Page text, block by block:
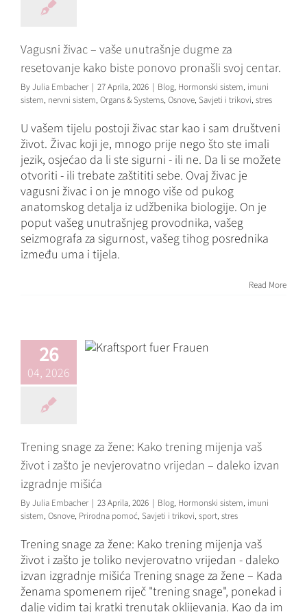
Vagusni živac – vaše unutrašnje dugme za
resetovanje kako biste ponovo pronašli svoj centar.
ByJulia Embacher | 27 Aprila, 2026 | Blog, Hormonski sistem, imuni
sistem, nervni sistem, Organs & Systems, Osnove, Savjeti i trikovi, stres
U vašem tijelu postoji živac star kao i sam društveni
život. Živac koji je, mnogo prije nego što ste imali
jezik, osjećao da li ste sigurni - ili ne. Da li se možete
otvoriti - ili trebate zaštititi sebe. Ovaj živac je
vagusni živac i on je mnogo više od pukog
anatomskog detalja iz udžbenika biologije. On je
poput vašeg unutrašnjeg provodnika, vašeg
seizmografa za sigurnost, vašeg tihog posrednika
između uma i tijela.
Read More
26
04, 2026
Trening snage za
vrijedan – daleko
trikovi sport stres
Trening snage za žene: Kako trening mijenja vaš
život i zašto je nevjerovatno vrijedan – daleko izvan
izgradnje mišića
ByJulia Embacher | 23 Aprila, 2026 | Blog, Hormonski sistem, imuni
sistem, Osnove, Prirodna pomoć, Savjeti i trikovi, sport, stres
Trening snage za žene: Kako trening mijenja vaš
život i zašto je toliko nevjerovatno vrijedan - daleko
izvan izgradnje mišića Trening snage za žene – Kada
ženama spomenem riječ "trening snage", ponekad i
dalje vidim taj kratki trenutak oklijevanja. Kao da im